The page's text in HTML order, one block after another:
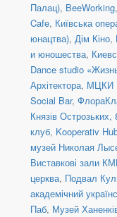
Палац), BeeWorking,
Cafe, Київська
юнацтва), Дім Кіно,
и юношества,
Dance studio
Архітектора, МЦКИ
Social Bar,
Князів
клуб, Kooperativ
музей Николая
Виставкові зали
церква, Подвал
академічний
Паб, Музей